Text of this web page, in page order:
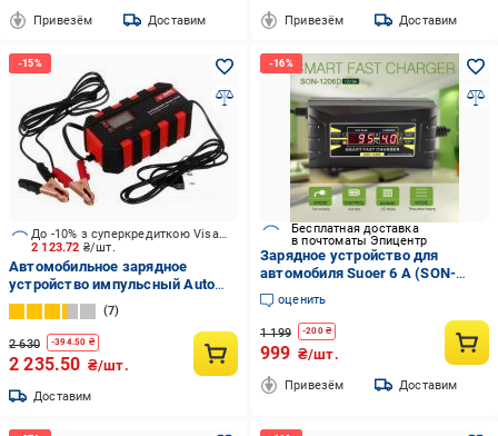
Привезём Доставим Привезём Доставим
2 123.72 ₴/шт.
До -10% з суперкредиткою Visa Вигода
Автомобильное зарядное
устройство импульсный Auto
Assistance AGM/GEL/SLA 6V-12V
10 А 48 А/год
7
2 630 -394.50 ₴
2 235.50 ₴/шт.
Доставим
Бесплатная доставка
в почтоматы Эпицентр
Зарядное устройство для
автомобиля Suoer 6 A (SON-
1206D)
оценить
1 199 -200₴
999 ₴/шт.
Привезём Доставим